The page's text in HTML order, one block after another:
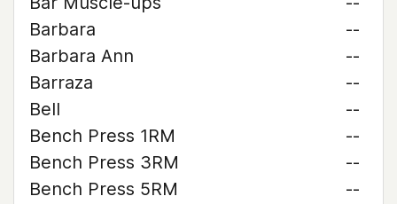
Barbara
--
Barbara Ann
--
Barraza
--
Bell
--
Bench Press 1RM
--
Bench Press 3RM
--
Bench Press 5RM
--